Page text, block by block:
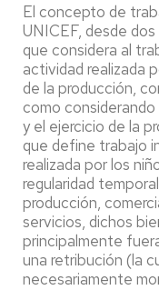
El concepto de
UNICEF, desde
que considera al
actividad realizada
de la producción,
como
y el ejercicio de la
que define trabajo
realizada por los
regularidad
producción,
servicios, dichos
principalmente
una retribución (la
necesariamente